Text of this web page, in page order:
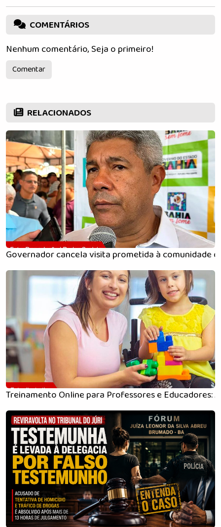
COMENTÁRIOS
Nenhum comentário, Seja o primeiro!
Comentar
RELACIONADOS
Governador cancela visita prometida à comunidade
Treinamento Online para Professores e Educadores: